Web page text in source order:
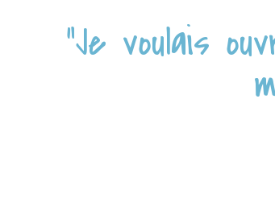
"Je voulais